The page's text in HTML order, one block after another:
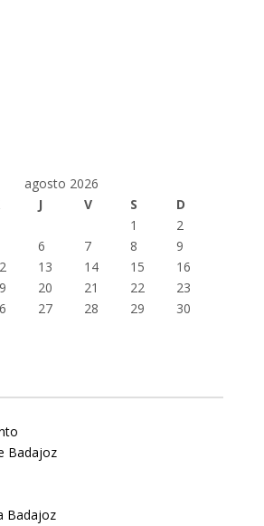
agosto 2026
J V S
D
1
2
6 7 8
9
13 14 15
16
20 21 22
23
27 28 29
30
Badajoz
Badajoz